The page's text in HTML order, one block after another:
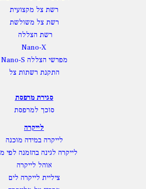
רשת צל מקצועית
רשת צל משולשת
רשת הצללה
Nano-X
מפרשי הצללה Nano-S
התקנת רשתות צל
סגירת מרפסת
סוכך למרפסת
לייקרה
לייקרה במידה מוכנה
לייקרה לגינה בהזמנה לפי
אוהל לייקרה
ציליית לייקרה לים